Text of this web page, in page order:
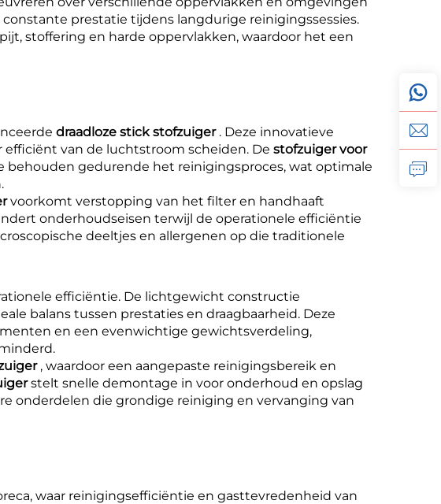
prestatie tijdens langdurige reinigingssessies.
stoffering en harde oppervlakken, waardoor het een
draadloze stick stofzuiger . Deze innovatieve
van de luchtstroom scheiden. De stofzuiger voor
gedurende het reinigingsproces, wat optimale
voorkomt verstopping van het filter en handhaaft
onderhoudseisen terwijl de operationele efficiëntie
deeltjes en allergenen op die traditionele
efficiëntie. De lichtgewicht constructie
balans tussen prestaties en draagbaarheid. Deze
en een evenwichtige gewichtsverdeling,
, waardoor een aangepaste reinigingsbereik en
stelt snelle demontage in voor onderhoud en opslag
onderdelen die grondige reiniging en vervanging van
waar reinigingsefficiëntie en gasttevredenheid van